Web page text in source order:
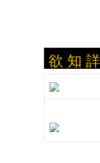
欲 知 詳